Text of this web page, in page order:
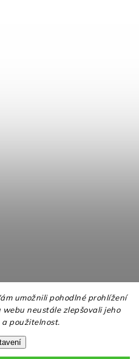
umožnili pohodlné prohlížení
neustále zlepšovali jeho
a použitelnost.